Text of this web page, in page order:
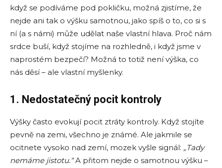
když se podíváme pod pokličku, možná zjistíme, že
nejde ani tak o výšku samotnou, jako spíš o to, co si s
ní (a s námi) může udělat naše vlastní hlava. Proč nám
srdce buší, když stojíme na rozhledně, i když jsme v
naprostém bezpečí? Možná to totiž není výška, co
nás děsí – ale vlastní myšlenky.
1. Nedostatečný pocit kontroly
Výšky často evokují pocit ztráty kontroly. Když stojíte
pevně na zemi, všechno je známé. Ale jakmile se
ocitnete vysoko nad zemí, mozek vyšle signál: „Tady
nemáme jistotu.“A přitom nejde o samotnou výšku –